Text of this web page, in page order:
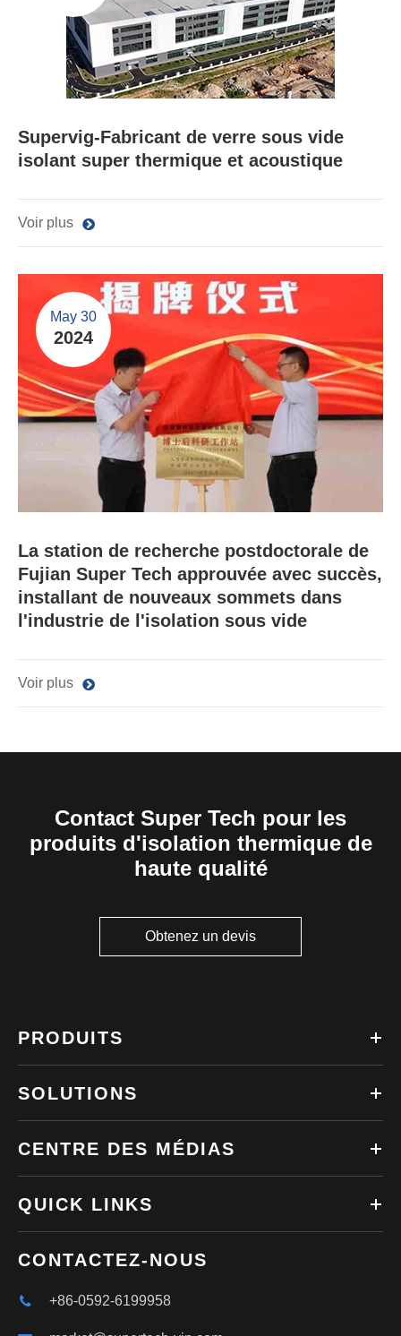
Supervig-Fabricant de verre sous vide
isolant super thermique et acoustique
Voir plus
May 30
2024
La station de recherche postdoctorale de
Fujian Super Tech approuvée avec succès,
installant de nouveaux sommets dans
l'industrie de l'isolation sous vide
Voir plus
Contact Super Tech pour les
produits d'isolation thermique de
haute qualité
Obtenez un devis
PRODUITS
SOLUTIONS
CENTRE DES MÉDIAS
QUICK LINKS
CONTACTEZ-NOUS
+86-0592-6199958